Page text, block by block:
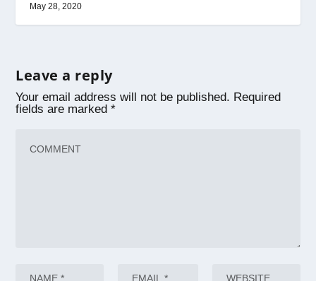
May 28, 2020
Leave a reply
Your email address will not be published. Required
fields are marked*